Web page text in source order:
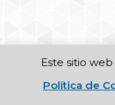
Este sitio
Política de